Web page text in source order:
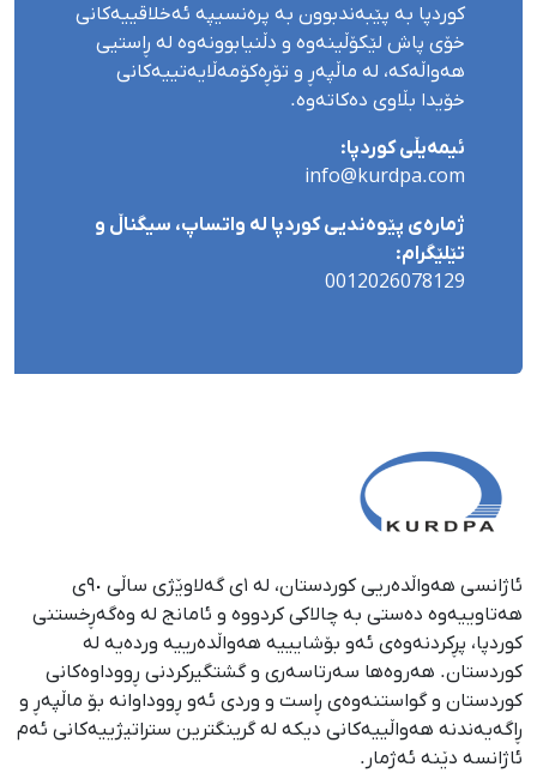
کوردپا بە پێبەندبوون بە پرەنسیپە ئەخلاقییەکانی
خۆی پاش لێکۆڵینەوە و دڵنیابوونەوە لە ڕاستیی
هەواڵەکە، لە ماڵپەڕ و تۆڕەکۆمەڵایەتییەکانی
خۆیدا بڵاوی دەکاتەوە.
ئیمەیڵی کوردپا:
info@kurdpa.com
ژمارەی پێوەندیی کوردپا لە واتساپ، سیگناڵ و
تێلێگرام:
0012026078129
ئاژانسی هەواڵدەریی کوردستان، لە ١ی گەلاوێژی ساڵی ٩٠ی
هەتاوییەوە دەستی بە چالاکی کردووە و ئامانج لە وەگەڕخستنی
كوردپا، پڕكردنەوەی ئەو بۆشایییە هەواڵدەرییە وردەیە لە
كوردستان. هەروەها سەرتاسەری و گشتگیركردنی ڕووداوەكانی
كوردستان و گواستنەوەی ڕاست و وردی ئەو ڕووداوانە بۆ ماڵپەڕ و
ڕاگەیەندنە هەواڵییەكانی دیكە لە گرینگترین ستراتیژییەكانی ئەم
ئاژانسە دێنە ئەژمار.